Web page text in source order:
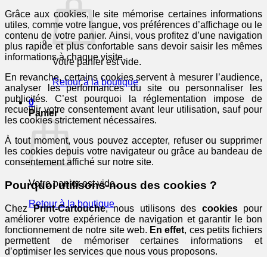
Votre panier est vide.
Retour à la boutique
0
Panier
Votre panier est vide.
Retour à la boutique
Grâce aux cookies, le site mémorise certaines informations
utiles, comme votre langue, vos préférences d’affichage ou le
contenu de votre panier. Ainsi, vous profitez d’une navigation
plus rapide et plus confortable sans devoir saisir les mêmes
informations à chaque visite.
En revanche, certains cookies servent à mesurer l’audience,
analyser les performances du site ou personnaliser les
publicités. C’est pourquoi la réglementation impose de
recueillir votre consentement avant leur utilisation, sauf pour
les cookies strictement nécessaires.
À tout moment, vous pouvez accepter, refuser ou supprimer
les cookies depuis votre navigateur ou grâce au bandeau de
consentement affiché sur notre site.
Pourquoi utilisons-nous des cookies ?
ChezPrint-Cartouche, nous utilisons des cookiespour
améliorer votre expérience de navigation et garantir le bon
fonctionnement de notre site web. En effet, ces petits fichiers
permettent de mémoriser certaines informations et
d’optimiser les services que nous vous proposons.